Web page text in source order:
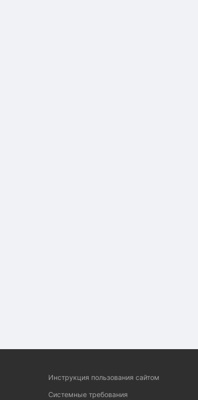
Инструкция пользования сайтом
Системные требования